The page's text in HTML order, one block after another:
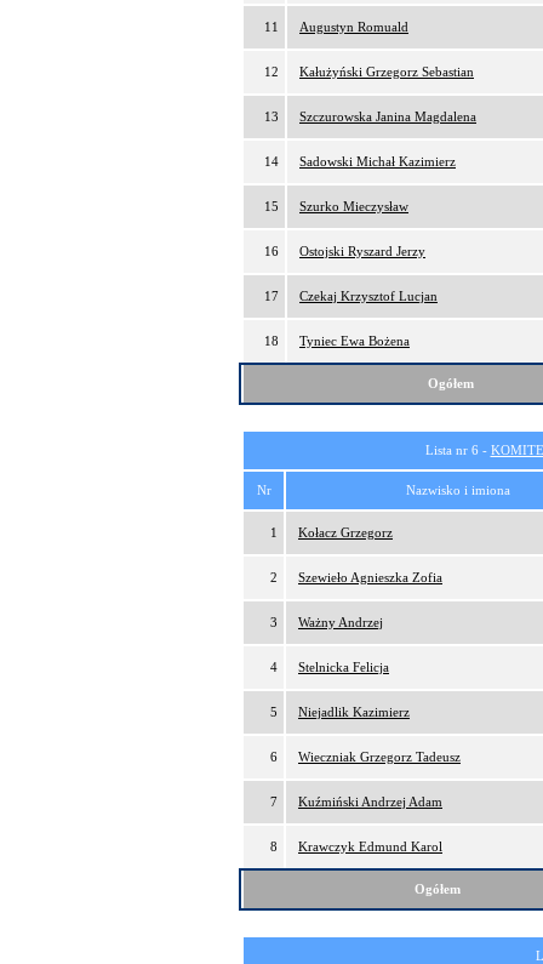
11 Augustyn Romuald
12 Kałużyński Grzegorz Sebastian
13 Szczurowska Janina Magdalena
14 Sadowski Michał Kazimierz
15 Szurko Mieczysław
16 Ostojski Ryszard Jerzy
17 Czekaj Krzysztof Lucjan
18 Tyniec Ewa Bożena
Ogółem
Lista nr 6 -
Nr Nazwisko i imiona
1 Kołacz Grzegorz
2 Szewieło Agnieszka Zofia
3 Ważny Andrzej
4 Stelnicka Felicja
5 Niejadlik Kazimierz
6 Wieczniak Grzegorz Tadeusz
7 Kuźmiński Andrzej Adam
8 Krawczyk Edmund Karol
Ogółem